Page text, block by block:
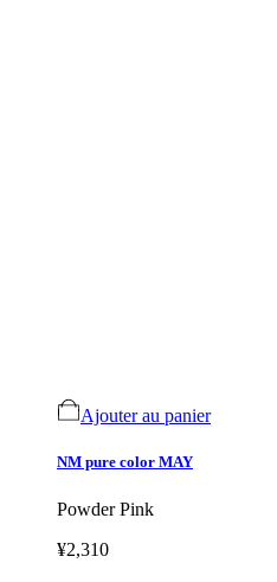
Ajouter au panier
NM pure color MAY
Powder Pink
¥2,310